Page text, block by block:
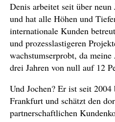
Denis arbeitet seit über
und hat alle Höhen und
internationale Kunden
und prozesslastigeren
wachstumserprobt, da
drei Jahren von null auf 12
Und Jochen? Er ist seit
Frankfurt und schätzt den
partnerschaftlichen